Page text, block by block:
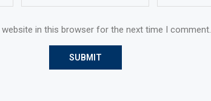
website in this browser for the next time I comment.